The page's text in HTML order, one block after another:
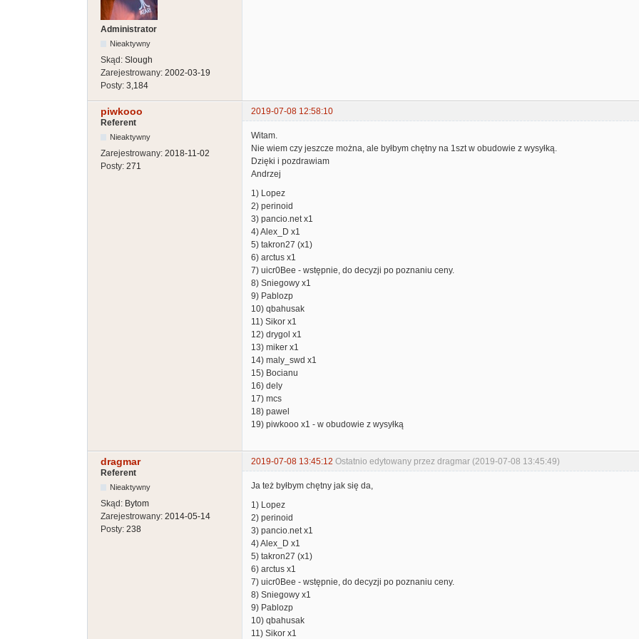
Administrator
Nieaktywny
Skąd: Slough
Zarejestrowany: 2002-03-19
Posty: 3,184
piwkooo
2019-07-08 12:58:10
Referent
Nieaktywny
Zarejestrowany: 2018-11-02
Posty: 271
Witam.
Nie wiem czy jeszcze można, ale byłbym chętny na 1szt w obudowie z wysyłką.
Dzięki i pozdrawiam
Andrzej
1) Lopez
2) perinoid
3) pancio.net x1
4) Alex_D x1
5) takron27 (x1)
6) arctus x1
7) uicr0Bee - wstępnie, do decyzji po poznaniu ceny.
8) Sniegowy x1
9) Pablozp
10) qbahusak
11) Sikor x1
12) drygol x1
13) miker x1
14) maly_swd x1
15) Bocianu
16) dely
17) mcs
18) pawel
19) piwkooo x1 - w obudowie z wysyłką
dragmar 2019-07-08 13:45:12 Ostatnio edytowany przez dragmar (2019-07-08 13:45:49)
Referent
Nieaktywny
Skąd: Bytom
Zarejestrowany: 2014-05-14
Posty: 238
Ja też byłbym chętny jak się da,
1) Lopez
2) perinoid
3) pancio.net x1
4) Alex_D x1
5) takron27 (x1)
6) arctus x1
7) uicr0Bee - wstępnie, do decyzji po poznaniu ceny.
8) Sniegowy x1
9) Pablozp
10) qbahusak
11) Sikor x1